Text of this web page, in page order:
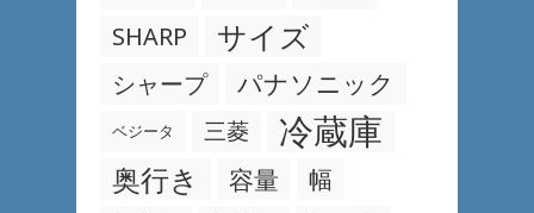
SHARP サイズ
シャープ パナソニック
ベジータ 三菱 冷蔵庫
奥行き 容量 幅